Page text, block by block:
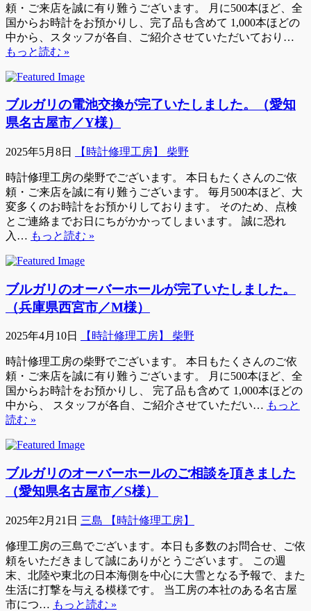
頼・ご来店を誠に有り難うございます。 月に500本ほど、全
国からお時計をお預かりし、完了品も含めて 1,000本ほどの
中から、スタッフが各自、ご紹介させていただいており…
もっと読む »
ブルガリの電池交換が完了いたしました。（愛知
県名古屋市／Y様）
2025年5月8日 【時計修理工房】 柴野
時計修理工房の柴野でございます。 本日もたくさんのご依
頼・ご来店を誠に有り難うございます。 毎月500本ほど、大
変多くのお時計をお預かりしております。 そのため、点検
とご連絡までお日にちがかかってしまいます。 誠に恐れ
入… もっと読む »
ブルガリのオーバーホールが完了いたしました。
（兵庫県西宮市／M様）
2025年4月10日 【時計修理工房】 柴野
時計修理工房の柴野でございます。 本日もたくさんのご依
頼・ご来店を誠に有り難うございます。 月に500本ほど、全
国からお時計をお預かりし、 完了品も含めて 1,000本ほどの
中から、 スタッフが各自、ご紹介させていただい… もっと
読む »
ブルガリのオーバーホールのご相談を頂きました
（愛知県名古屋市／S様）
2025年2月21日 三島 【時計修理工房】
修理工房の三島でございます。本日も多数のお問合せ、ご依
頼をいただきまして誠にありがとうございます。 この週
末、北陸や東北の日本海側を中心に大雪となる予報で、また
生活に打撃を与える模様です。 当工房の本社のある名古屋
市につ… もっと読む »